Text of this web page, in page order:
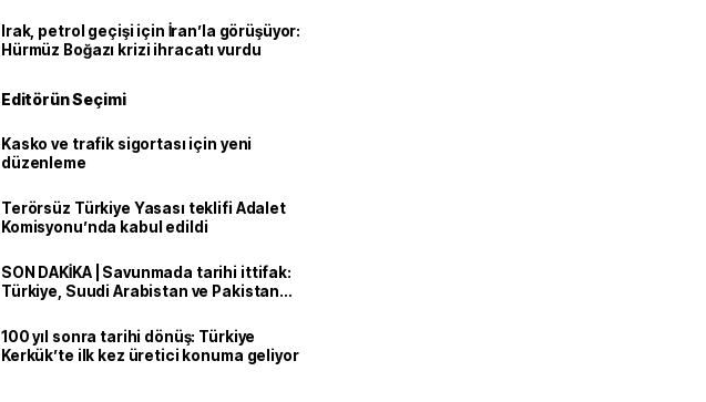
Irak, petrol geçişi için İran’la görüşüyor:
Hürmüz Boğazı krizi ihracatı vurdu
Editörün Seçimi
Kasko ve trafik sigortası için yeni
düzenleme
Terörsüz Türkiye Yasası teklifi Adalet
Komisyonu’nda kabul edildi
SON DAKİKA | Savunmada tarihi ittifak:
Türkiye, Suudi Arabistan ve Pakistan
100 yıl sonra tarihi dönüş: Türkiye
Kerkük’te ilk kez üretici konuma geliyor